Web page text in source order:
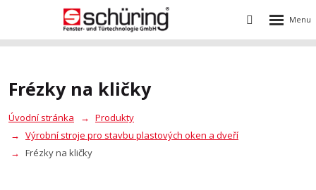
Vyhledávání
Rozbalení
Frézky na kličky
Úvodní stránka
Produkty
Výrobní stroje pro stavbu plastových oken a dveří
Frézky na kličky